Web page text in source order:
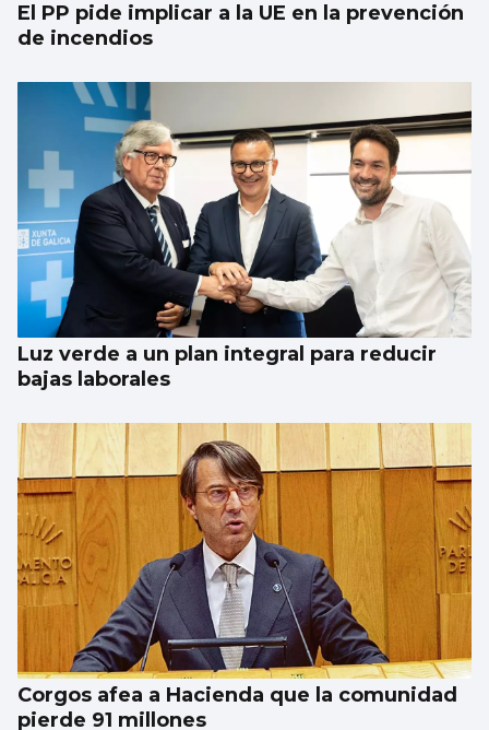
El PP pide implicar a la UE en la prevención
de incendios
Luz verde a un plan integral para reducir
bajas laborales
Corgos afea a Hacienda que la comunidad
pierde 91 millones